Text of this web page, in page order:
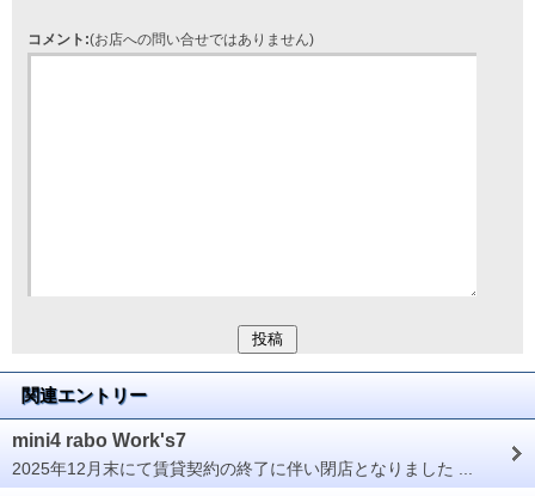
コメント:(お店への問い合せではありません)
関連エントリー
mini4 rabo Work's7
2025年12月末にて賃貸契約の終了に伴い閉店となりました ...